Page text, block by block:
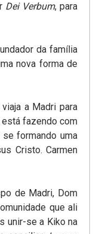
Dei Verbum, para
da família
nova forma de
a Madri para
está fazendo com
formando uma
Cristo. Carmen
de Madri, Dom
que ali
unir-se a Kiko na